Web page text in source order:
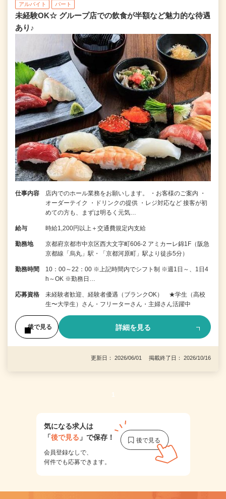
アルバイト パート
未経験OK☆ グループ店での飲食が半額など魅力的な待遇
あり♪
仕事内容
店内でのホール業務をお願いします。 ・お客様のご案内 ・
オーダーテイク ・ドリンクの提供 ・レジ対応など 接客が初
めての方も、まずは明るく元気…
給与 時給1,200円以上＋交通費規定内支給
勤務地
京都府京都市中京区西大文字町606-2 アミカーレ錦1F（阪急
京都線「烏丸」駅・「京都河原町」駅より徒歩5分）
勤務時間
10：00～22：00 ※上記時間内でシフト制 ※週1日～、1日4
h～OK ※勤務日…
応募資格
未経験者歓迎、経験者優遇（ブランクOK） ★学生（高校
生〜大学生）さん・フリーターさん・主婦さん活躍中
後で見る 詳細を見る
更新日： 2026/06/01 掲載終了日： 2026/10/16
1
気になる求人は
「後で見る 」で保存！
会員登録なしで、
何件でも応募できます。